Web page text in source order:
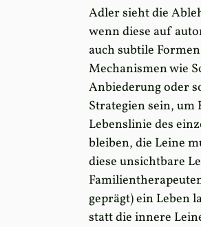
Adler sieht die
wenn diese auf
auch subtile
Mechanismen wie
Anbiederung oder
Strategien sein,
Lebenslinie des
bleiben, die Leine
diese unsichtbare
geprägt) ein Leben
statt die innere